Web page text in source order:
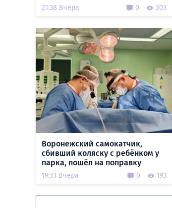
21:38 Вчера 0 303
Воронежский самокатчик,
сбивший коляску с ребёнком у
парка, пошёл на поправку
19:33 Вчера 0 193